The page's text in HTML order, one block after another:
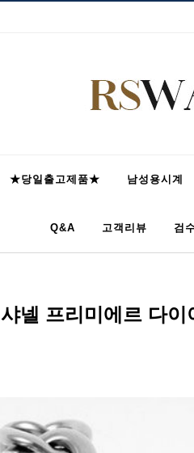
★당일출고제품★ 남성용시계
Q&A 고객리뷰 검
샤넬 프리미에르 다